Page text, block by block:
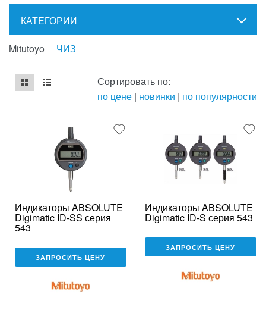
КАТЕГОРИИ
Mitutoyo ЧИЗ
mse2_chunk_default
mse2_chunk_alternate
Сортировать по:
по цене | новинки | по популярности
Индикаторы ABSOLUTE
Digimatic ID-SS серия
543
ЗАПРОСИТЬ ЦЕНУ
Индикаторы ABSOLUTE
Digimatic ID-S серия 543
ЗАПРОСИТЬ ЦЕНУ